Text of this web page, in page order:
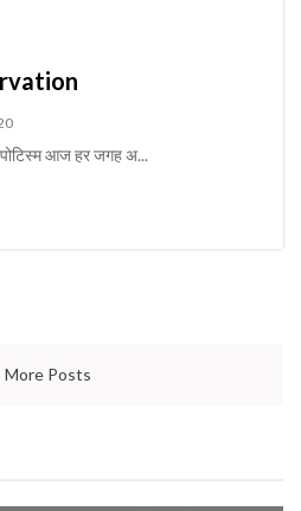
आज हर जगह अ...
More Posts